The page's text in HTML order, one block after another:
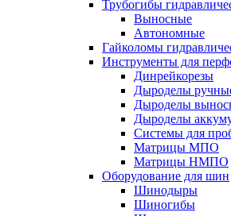
Трубогибы
Выносные
Автономные
Гайколомы
Инструменты для
Динрейкорезы
Дыроделы
Дыроделы
Дыроделы
Системы для
Матрицы МПО
Матрицы НМПО
Оборудование для шин
Шинодыры
Шиногибы